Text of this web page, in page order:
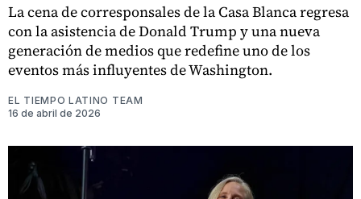
La cena de corresponsales de la Casa Blanca regresa
con la asistencia de Donald Trump y una nueva
generación de medios que redefine uno de los
eventos más influyentes de Washington.
EL TIEMPO LATINO TEAM
16 de abril de 2026